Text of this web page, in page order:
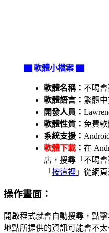
▇ 軟體小檔案 ▇
軟體名稱： 不喝
軟體語言： 繁體中
開發人員：
軟體性質： 免費
系統支援：
軟體下載 ： 在
店，搜尋「不喝
「 按這裡 」從網
操作畫面：
開啟程式就會自動搜尋，點
地點所提供的資訊可能會不太